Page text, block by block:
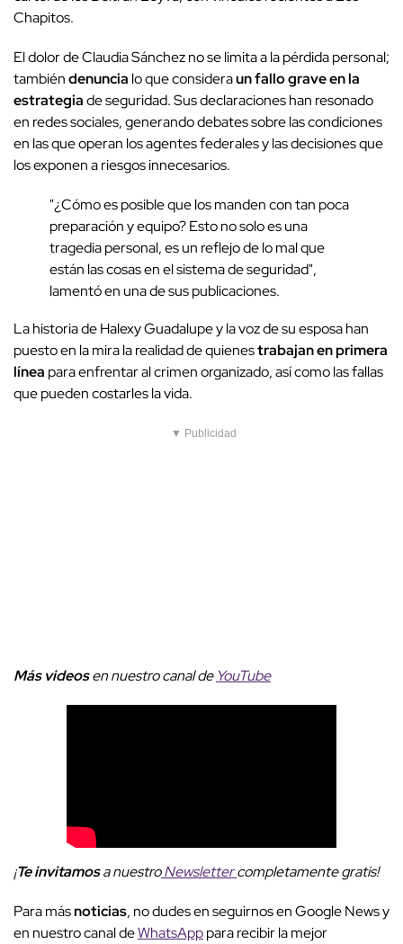
Chapitos.
El dolor de Claudia Sánchez no se limita a la pérdida personal;
tambiéndenuncia lo que consideraun fallo grave en la
estrategiade seguridad. Sus declaraciones han resonado
en redes sociales, generando debates sobre las condiciones
en las que operan los agentes federales y las decisiones que
los exponen a riesgos innecesarios.
"¿Cómo es posible que los manden con tan poca
preparación y equipo? Esto no solo es una
tragedia personal, es un reflejo de lo mal que
están las cosas en el sistema de seguridad",
lamentó en una de sus publicaciones.
La historia de Halexy Guadalupe y la voz de su esposa han
puesto en la mira la realidad de quienestrabajan en primera
línea para enfrentar al crimen organizado, así como las fallas
que pueden costarles la vida.
▼ Publicidad
Más videosen nuestro canal de YouTube
¡Te invitamosa nuestroNewslettercompletamente gratis!
Para másnoticias, no dudes en seguirnos en Google News y
en nuestro canal deWhatsApppara recibir la mejor